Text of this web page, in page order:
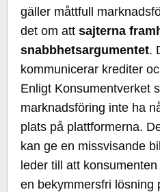
gäller måttfull
det om attsajterna
snabbhetsargumentet.
kommunicerar krediter
Enligt Konsumentverket
marknadsföring inte ha
plats på plattformerna.
kan ge en missvisande
leder till att
en bekymmersfri lösning